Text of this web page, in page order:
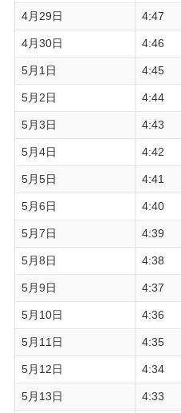
4月29日 4:47
4月30日 4:46
5月1日 4:45
5月2日 4:44
5月3日 4:43
5月4日 4:42
5月5日 4:41
5月6日 4:40
5月7日 4:39
5月8日 4:38
5月9日 4:37
5月10日 4:36
5月11日 4:35
5月12日 4:34
5月13日 4:33